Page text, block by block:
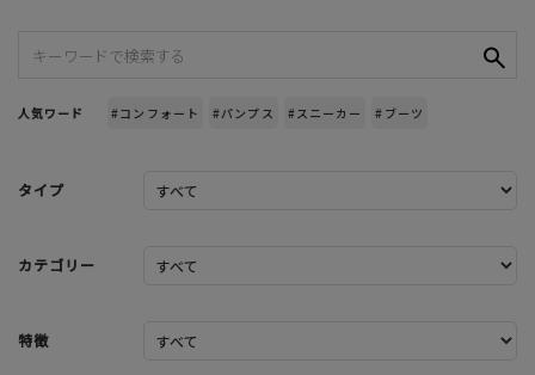
人気ワード #コンフォート #パンプス #スニーカー #ブーツ
タイプ
カテゴリー
特徴